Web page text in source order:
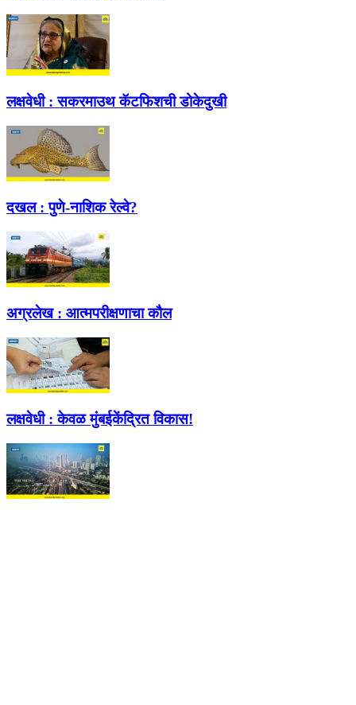
लक्षवेधी : सकरमाउथ कॅटफिशची डोकेदुखी
दखल : पुणे-नाशिक रेल्वे?
अग्रलेख : आत्मपरीक्षणाचा कौल
लक्षवेधी : केवळ मुंबईकेंद्रित विकास!